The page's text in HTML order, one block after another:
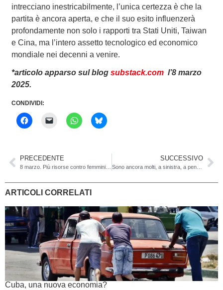
intrecciano inestricabilmente, l’unica certezza è che la
partita è ancora aperta, e che il suo esito influenzerà
profondamente non solo i rapporti tra Stati Uniti, Taiwan
e Cina, ma l’intero assetto tecnologico ed economico
mondiale nei decenni a venire.
*articolo apparso sul blog substack.coml’8 marzo
2025.
CONDIVIDI:
PRECEDENTE
8 marzo. Più risorse contro femminicidi e violenze sulle donne
SUCCESSIVO
Sono ancora molti, a sinistra, a pensare che l’Ucraina abbia invaso la Russia…
ARTICOLI CORRELATI
Cuba, una nuova economia?